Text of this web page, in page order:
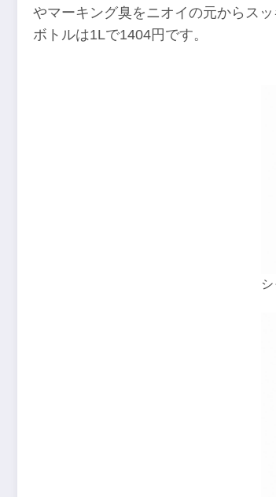
やマーキング臭をニオイの元からス
ボトルは1Lで1404円です。